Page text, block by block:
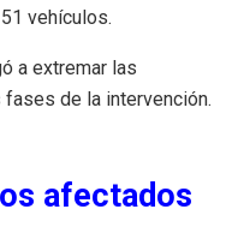
vehículos.
a extremar las
de la intervención.
afectados